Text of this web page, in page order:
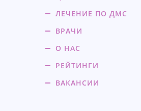
ЛЕЧЕНИЕ ПО ДМС
ВРАЧИ
О НАС
РЕЙТИНГИ
ВАКАНСИИ